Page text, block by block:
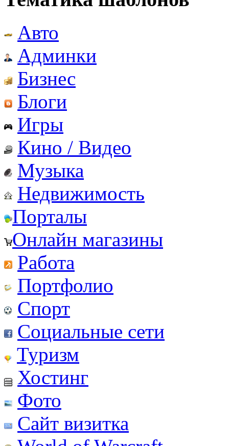
Авто
Админки
Бизнес
Блоги
Игры
Кино / Видео
Музыка
Недвижимость
Порталы
Онлайн магазины
Работа
Портфолио
Спорт
Социальные сети
Туризм
Хостинг
Фото
Сайт визитка